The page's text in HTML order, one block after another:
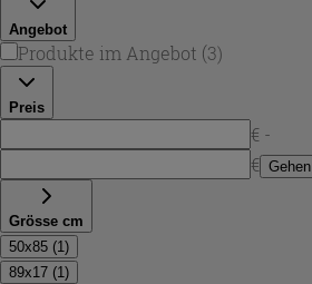
Angebot
Produkte im Angebot (3)
Preis
€ -
€ Gehen
Grösse cm
50x85 (1 )
89x17 (1 )